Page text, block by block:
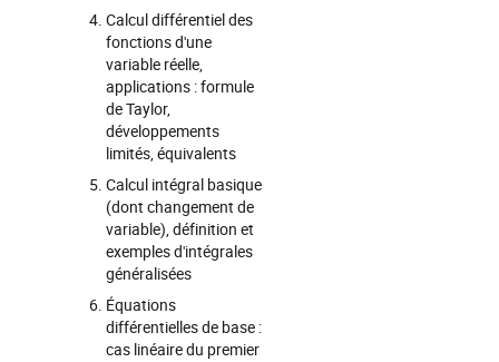
Calcul différentiel des
fonctions d'une
variable réelle,
applications : formule
de Taylor,
développements
limités, équivalents
Calcul intégral basique
(dont changement de
variable), définition et
exemples d'intégrales
généralisées
Équations
différentielles de base :
cas linéaire du premier